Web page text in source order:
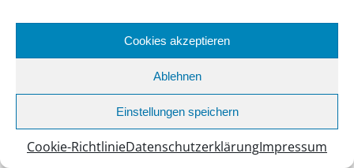
Cookies akzeptieren
Ablehnen
Einstellungen speichern
Cookie-RichtlinieDatenschutzerklärungImpressum
November 2018 (16)
September 2018 (10)
August 2018 (3)